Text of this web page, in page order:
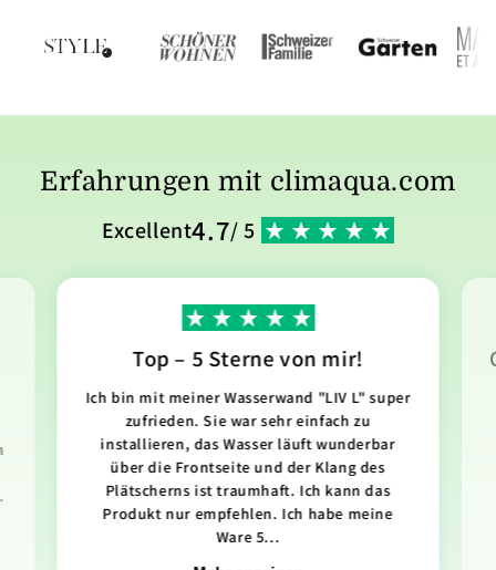
Erfahrungen mit climaqua.com
Excellent4.7/ 5
Top – 5 Sterne von mir!
Ich bin mit meiner Wasserwand "LIV L" super
zufrieden. Sie war sehr einfach zu
installieren, das Wasser läuft wunderbar
über die Frontseite und der Klang des
Plätscherns ist traumhaft. Ich kann das
Produkt nur empfehlen. Ich habe meine
Ware 5...